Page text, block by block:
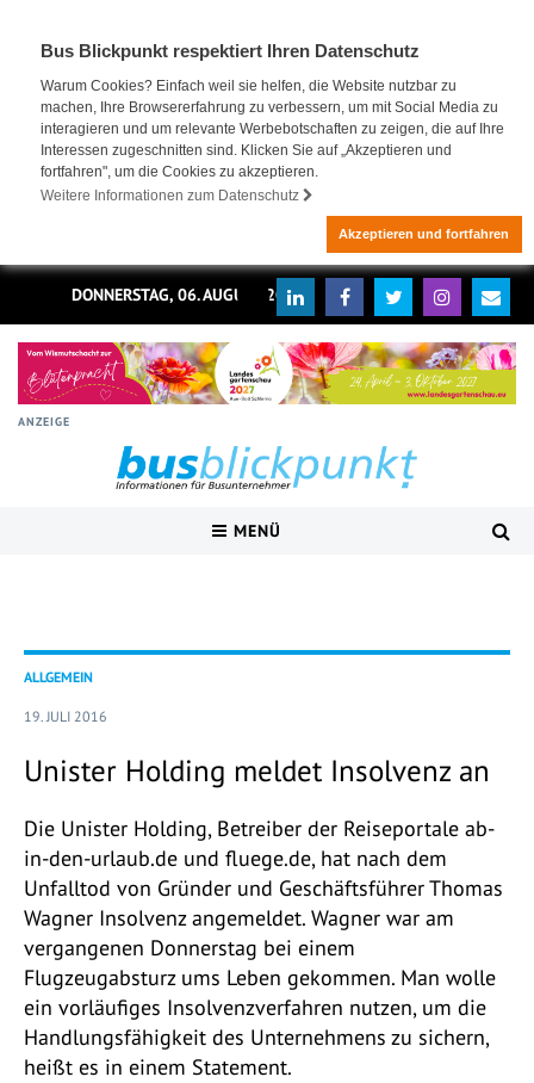
Bus Blickpunkt respektiert Ihren Datenschutz
Warum Cookies? Einfach weil sie helfen, die Website nutzbar zu
machen, Ihre Browsererfahrung zu verbessern, um mit Social Media zu
interagieren und um relevante Werbebotschaften zu zeigen, die auf Ihre
Interessen zugeschnitten sind. Klicken Sie auf „Akzeptieren und
fortfahren", um die Cookies zu akzeptieren.
Weitere Informationen zum Datenschutz
Akzeptieren und fortfahren
DONNERSTAG, 06. AUGUST 2026
ANZEIGE
MENÜ
ALLGEMEIN
19. JULI 2016
Unister Holding meldet Insolvenz an
Die Unister Holding, Betreiber der Reiseportale ab-
in-den-urlaub.de und fluege.de, hat nach dem
Unfalltod von Gründer und Geschäftsführer Thomas
Wagner Insolvenz angemeldet. Wagner war am
vergangenen Donnerstag bei einem
Flugzeugabsturz ums Leben gekommen. Man wolle
ein vorläufiges Insolvenzverfahren nutzen, um die
Handlungsfähigkeit des Unternehmens zu sichern,
heißt es in einem Statement.